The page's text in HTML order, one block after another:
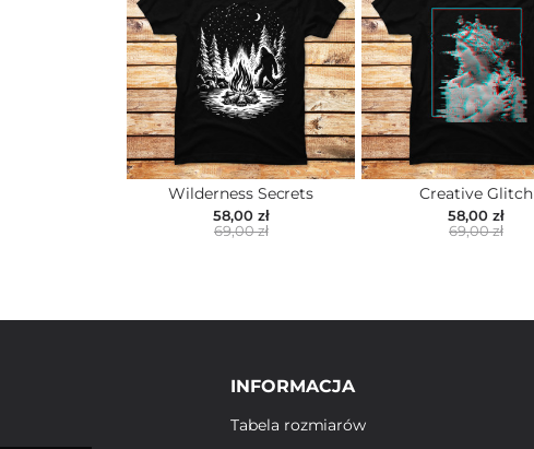
Wilderness Secrets
58,00 zł
69,00 zł
Creative Glitch
58,00 zł
69,00 zł
INFORMACJA
Tabela rozmiarów